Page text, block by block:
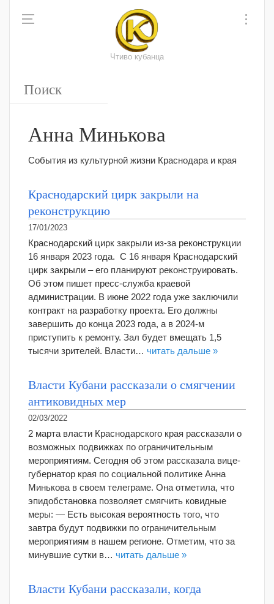
Чтиво кубанца
Анна Минькова
События из культурной жизни Краснодара и края
Краснодарский цирк закрыли на
реконструкцию
17/01/2023
Краснодарский цирк закрыли из-за реконструкции
16 января 2023 года. С 16 января Краснодарский
цирк закрыли – его планируют реконструировать.
Об этом пишет пресс-служба краевой
администрации. В июне 2022 года уже заключили
контракт на разработку проекта. Его должны
завершить до конца 2023 года, а в 2024-м
приступить к ремонту. Зал будет вмещать 1,5
тысячи зрителей. Власти… читать дальше »
Власти Кубани рассказали о смягчении
антиковидных мер
02/03/2022
2 марта власти Краснодарского края рассказали о
возможных подвижках по ограничительным
мероприятиям. Сегодня об этом рассказала вице-
губернатор края по социальной политике Анна
Минькова в своем телеграме. Она отметила, что
эпидобстановка позволяет смягчить ковидные
меры: — Есть высокая вероятность того, что
завтра будут подвижки по ограничительным
мероприятиям в нашем регионе. Отметим, что за
минувшие сутки в… читать дальше »
Власти Кубани рассказали, когда